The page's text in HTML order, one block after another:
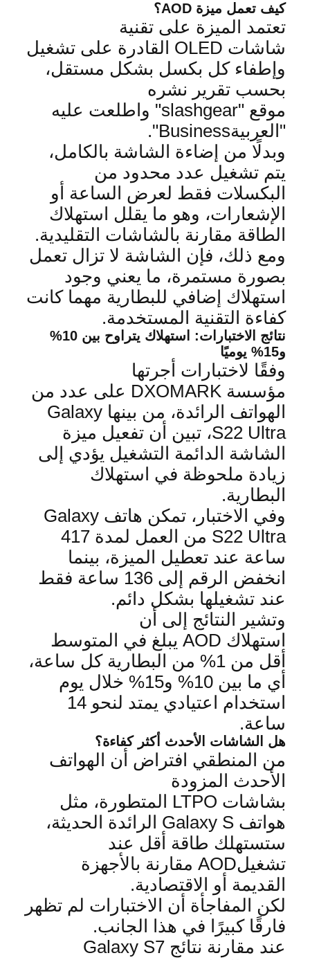
كيف تعمل ميزة ؟
تعتمد الميزة على تقنية
شاشات
القادرة على تشغيل
وإطفاء كل بكسل بشكل مستقل،
بحسب تقرير نشره
موقع "slashgear"
واطلعت عليه
"العربيةBusiness".
وبدلًا من إضاءة الشاشة بالكامل،
يتم تشغيل عدد محدود من
البكسلات فقط لعرض الساعة أو
الإشعارات، وهو ما يقلل استهلاك
الطاقة مقارنة بالشاشات التقليدية.
ومع ذلك، فإن الشاشة لا تزال تعمل
بصورة مستمرة، ما يعني وجود
استهلاك إضافي للبطارية مهما كانت
كفاءة التقنية المستخدمة.
نتائج الاختبارات: استهلاك يتراوح بين 10%
و15% يوميًا
وفقًا لاختبارات أجرتها
مؤسسة
على عدد من
الهواتف الرائدة، من بينها laxy
S22 Ultra، تبين أن تفعيل ميزة
الشاشة الدائمة التشغيل يؤدي إلى
زيادة ملحوظة في استهلاك
البطارية.
وفي الاختبار، تمكن هاتف Galaxy
S22 Ultra
من العمل لمدة 417
ساعة عند تعطيل الميزة، بينما
انخفض الرقم إلى 136 ساعة فقط
عند تشغيلها بشكل دائم.
وتشير النتائج إلى أن
استهلاك
يبلغ في المتوسط
أقل من 1% من البطارية كل ساعة،
أي ما بين 10% و15% خلال يوم
استخدام اعتيادي يمتد لنحو 14
ساعة.
هل الشاشات الأحدث أكثر كفاءة؟
من المنطقي افتراض أن الهواتف
الأحدث المزودة
بشاشات
المتطورة، مثل
هواتف
الرائدة الحديثة،
ستستهلك طاقة أقل عند
تشغيلAOD مقارنة بالأجهزة
القديمة أو الاقتصادية.
لكن المفاجأة أن الاختبارات لم تظهر
فارقًا كبيرًا في هذا الجانب.
عند مقارنة نتائج Galaxy S7